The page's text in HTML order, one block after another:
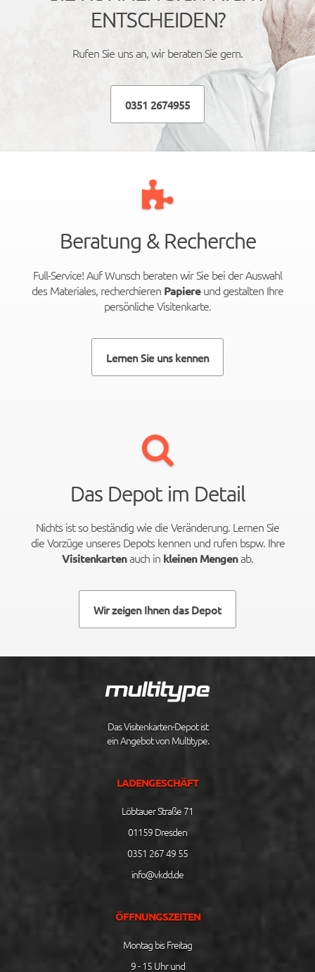
ENTSCHEIDEN?
Rufen Sie uns an, wir beraten Sie gern.
0351 2674955
Beratung & Recherche
Full-Service! Auf Wunsch beraten wir Sie bei der Auswahl
des Materiales, recherchieren Papiereund gestalten Ihre
persönliche Visitenkarte.
Lernen Sie uns kennen
Das Depot im Detail
Nichts ist so beständig wie die Veränderung. Lernen Sie
die Vorzüge unseres Depots kennen und rufen bspw. Ihre
Visitenkartenauch in kleinen Mengenab.
Wir zeigen Ihnen das Depot
Das Visitenkarten-Depot ist
ein Angebot von Multitype.
LADENGESCHÄFT
Löbtauer Straße 71
01159 Dresden
0351 267 49 55
info@vkdd.de
ÖFFNUNGSZEITEN
Montag bis Freitag
9 - 15 Uhr und